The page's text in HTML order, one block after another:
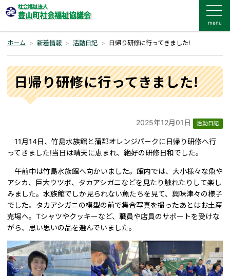
menu
ホーム 新着情報 活動日記 日帰り研修に行ってきました!
日帰り研修に行ってきました!
2025年12月01日 活動日記
11月14日、竹島水族館と蒲郡オレンジパークに日帰り研修へ行
ってきました!当日は晴天に恵まれ、絶好の研修日和でした。
午前中は竹島水族館へ向かいました。館内では、大小様々な魚や
アシカ、巨大ウツボ、タカアシガニなどを見たり触れたりして楽し
みました。水族館でしか見られない魚たちを見て、興味津々の様子
でした。タカアシガニの模型の前で集合写真を撮ったあとはお土産
売場へ。Tシャツやクッキーなど、職員や店員のサポートを受けな
がら、思い思いの品を選んでいました。